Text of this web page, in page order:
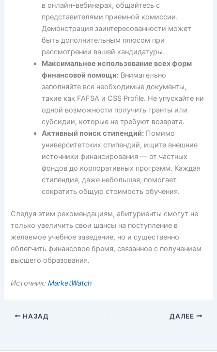
в онлайн-вебинарах, общайтесь с
представителями приемной комиссии.
Демонстрация заинтересованности может
быть дополнительным плюсом при
рассмотрении вашей кандидатуры.
Максимальное использование всех форм
финансовой помощи: Внимательно
заполняйте все необходимые документы,
такие как FAFSA и CSS Profile. Не упускайте ни
одной возможности получить гранты или
субсидии, которые не требуют возврата.
Активный поиск стипендий: Помимо
университетских стипендий, ищите внешние
источники финансирования — от частных
фондов до корпоративных программ. Каждая
стипендия, даже небольшая, помогает
сократить общую стоимость обучения.
Следуя этим рекомендациям, абитуриенты смогут не
только увеличить свои шансы на поступление в
желаемое учебное заведение, но и существенно
облегчить финансовое бремя, связанное с получением
высшего образования.
Источник:MarketWatch
НАЗАД ДАЛЕЕ